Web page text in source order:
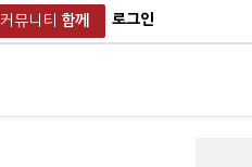
커뮤니티 함께 로그인